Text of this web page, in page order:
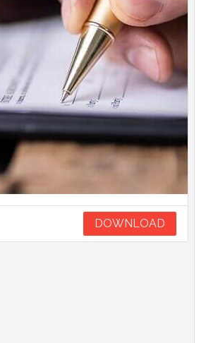
DOWNLOAD